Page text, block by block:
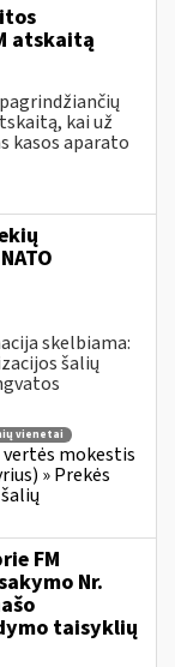
atskaitą
kai už
kasos aparato
skelbiama:
šalių
vienetai
mokestis
» Prekės
FM
Nr.
taisyklių